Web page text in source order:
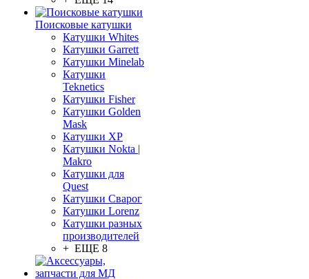
Поисковые катушки
Катушки Whites
Катушки Garrett
Катушки Minelab
Катушки
Teknetics
Катушки Fisher
Катушки Golden
Mask
Катушки XP
Катушки Nokta |
Makro
Катушки для
Quest
Катушки Сварог
Катушки Lorenz
Катушки разных
производителей
+ ЕЩЕ 8